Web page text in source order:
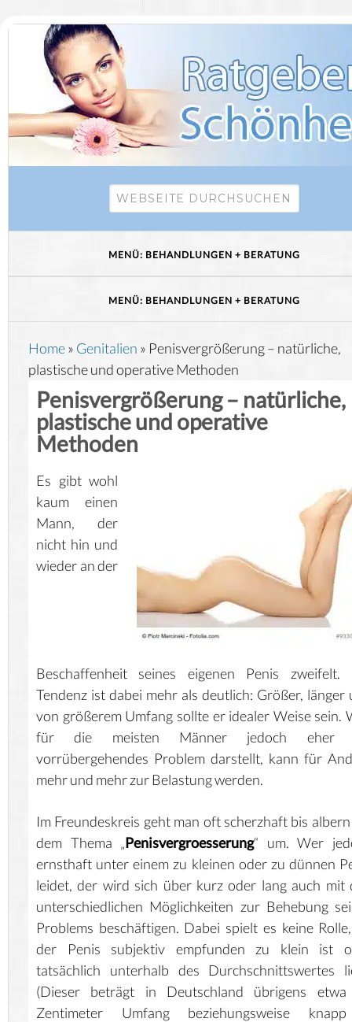
Home» Genitalien » Penisvergrößerung – natürliche,
plastische und operative Methoden
Penisvergrößerung – natürliche,
plastische und operative
Methoden
Es gibt wohl
kaum einen
Mann, der
nicht hin und
wieder an der
Beschaffenheit seines eigenen Penis zweifelt.
Tendenz ist dabei mehr als deutlich: Größer, länger
von größerem Umfang sollte er idealer Weise sein.
für die meisten Männer jedoch eher
vorrübergehendes Problem darstellt, kann für
mehr und mehr zur Belastung werden.
Im Freundeskreis geht man oft scherzhaft bis
dem Thema „Penisvergroesserung“ um. Wer
ernsthaft unter einem zu kleinen oder zu dünnen
leidet, der wird sich über kurz oder lang auch mit
unterschiedlichen Möglichkeiten zur Behebung
Problems beschäftigen. Dabei spielt es keine
der Penis subjektiv empfunden zu klein ist
tatsächlich unterhalb des Durchschnittswertes
(Dieser beträgt in Deutschland übrigens
Zentimeter Umfang beziehungsweise